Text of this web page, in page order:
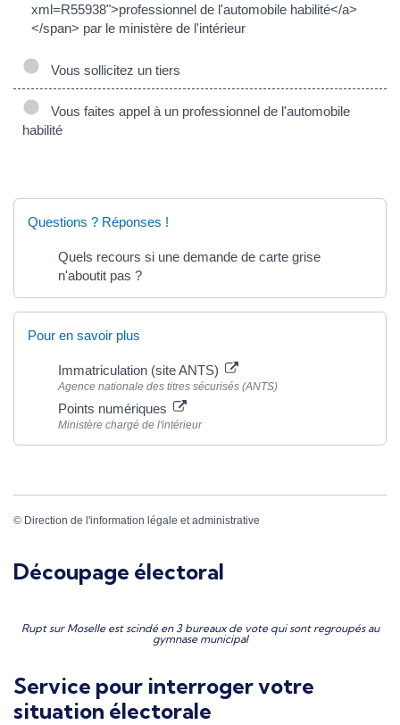
xml=R55938">professionnel de l'automobile habilité</a>
</span> par le ministère de l'intérieur
Vous sollicitez un tiers
Vous faites appel à un professionnel de l'automobile
habilité
Questions ? Réponses !
Quels recours si une demande de carte grise
n'aboutit pas ?
Pour en savoir plus
Immatriculation (site ANTS)
Agence nationale des titres sécurisés (ANTS)
Points numériques
Ministère chargé de l'intérieur
© Direction de l'information légale et administrative
Découpage électoral
Rupt sur Moselle est scindé en 3 bureaux de vote qui sont regroupés au
gymnase municipal
Service pour interroger votre
situation électorale